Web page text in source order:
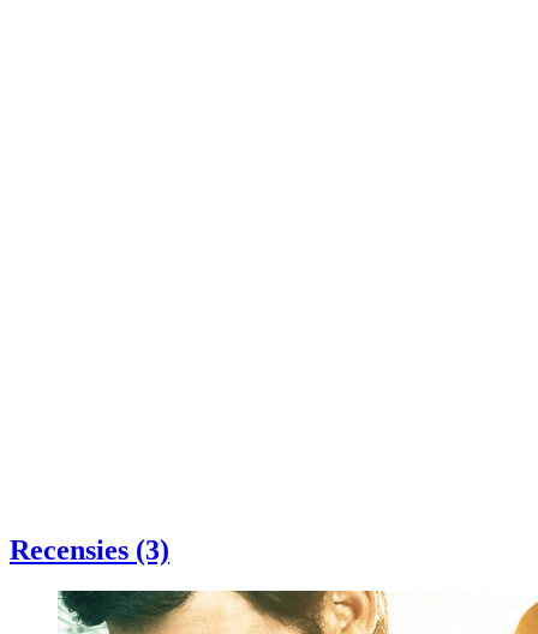
Recensies (3)